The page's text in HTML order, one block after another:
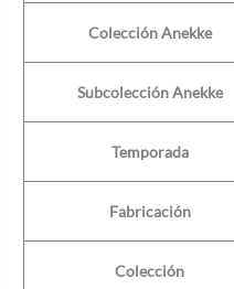
Colección Anekke
Subcolección Anekke
Temporada
Fabricación
Colección